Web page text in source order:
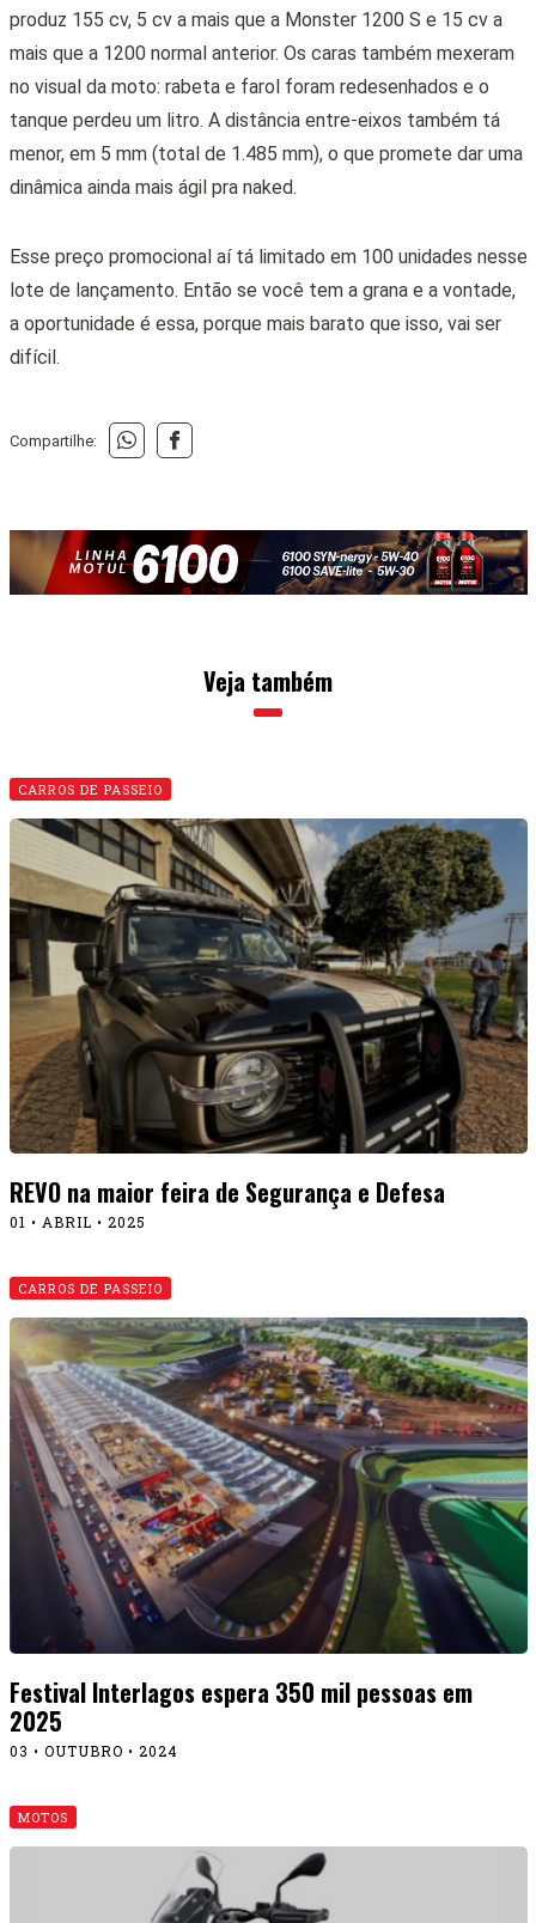
produz 155 cv, 5 cv a mais que a Monster 1200 S e 15 cv a
mais que a 1200 normal anterior. Os caras também mexeram
no visual da moto: rabeta e farol foram redesenhados e o
tanque perdeu um litro. A distância entre-eixos também tá
menor, em 5 mm (total de 1.485 mm), o que promete dar uma
dinâmica ainda mais ágil pra naked.
Esse preço promocional aí tá limitado em 100 unidades nesse
lote de lançamento. Então se você tem a grana e a vontade,
a oportunidade é essa, porque mais barato que isso, vai ser
difícil.
Compartilhe:
Veja também
CARROS DE PASSEIO
REVO na maior feira de Segurança e Defesa
01 • ABRIL • 2025
CARROS DE PASSEIO
Festival Interlagos espera 350 mil pessoas em
2025
03 • OUTUBRO • 2024
MOTOS